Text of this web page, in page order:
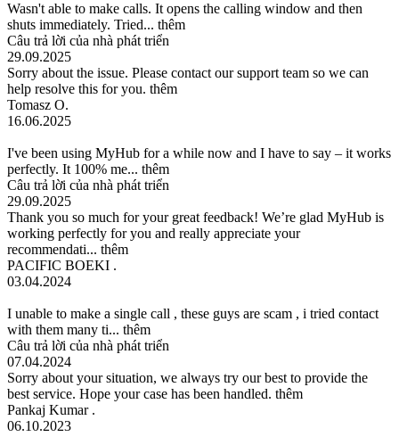
Wasn't able to make calls. It opens the calling window and then
shuts immediately. Tried... thêm
Câu trả lời của nhà phát triển
29.09.2025
Sorry about the issue. Please contact our support team so we can
help resolve this for you. thêm
Tomasz O.
16.06.2025
I've been using MyHub for a while now and I have to say – it works
perfectly. It 100% me... thêm
Câu trả lời của nhà phát triển
29.09.2025
Thank you so much for your great feedback! We’re glad MyHub is
working perfectly for you and really appreciate your
recommendati... thêm
PACIFIC BOEKI .
03.04.2024
I unable to make a single call , these guys are scam , i tried contact
with them many ti... thêm
Câu trả lời của nhà phát triển
07.04.2024
Sorry about your situation, we always try our best to provide the
best service. Hope your case has been handled. thêm
Pankaj Kumar .
06.10.2023